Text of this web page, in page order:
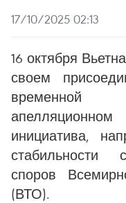
17/10/2025 02:13
16 октября
своем
временной
инициатива,
стабильности
споров
(ВТО).